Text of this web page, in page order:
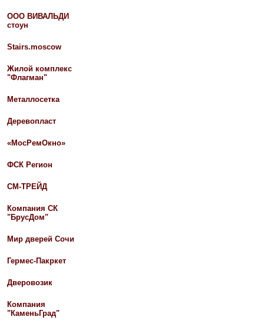
ООО ВИВАЛЬДИ
стоун
Stairs.moscow
Жилой комплекс
"Флагман"
Металлосетка
Деревопласт
«МосРемОкно»
ФСК Регион
СМ-ТРЕЙД
Компания СК
"БрусДом"
Мир дверей Сочи
Гермес-Пакркет
Дверовозик
Компания
"КаменьГрад"